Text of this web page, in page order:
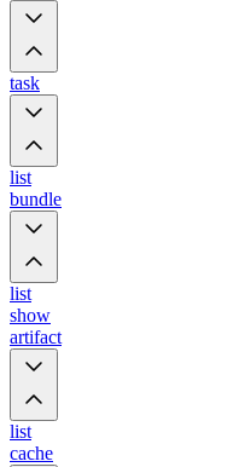
task
list
bundle
list
show
artifact
list
cache